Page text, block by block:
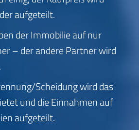
aufgeteilt.
der Immobilie auf nur
– der andere Partner wird
Scheidung wird das
und die Einnahmen auf
aufgeteilt.